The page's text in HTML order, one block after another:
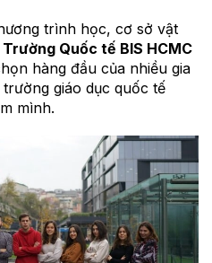
trình học, cơ sở vật
Trường Quốc tế BIS HCMC
hàng đầu của nhiều gia
giáo dục quốc tế
mình.